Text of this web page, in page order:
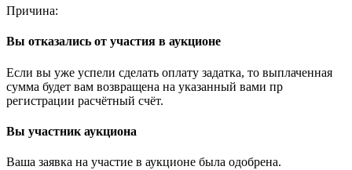
Причина:
Вы отказались от участия в аукционе
Если вы уже успели сделать оплату задатка, то выплаченная
сумма будет вам возвращена на указанный вами пр
регистрации расчётный счёт.
Вы участник аукциона
Ваша заявка на участие в аукционе была одобрена.